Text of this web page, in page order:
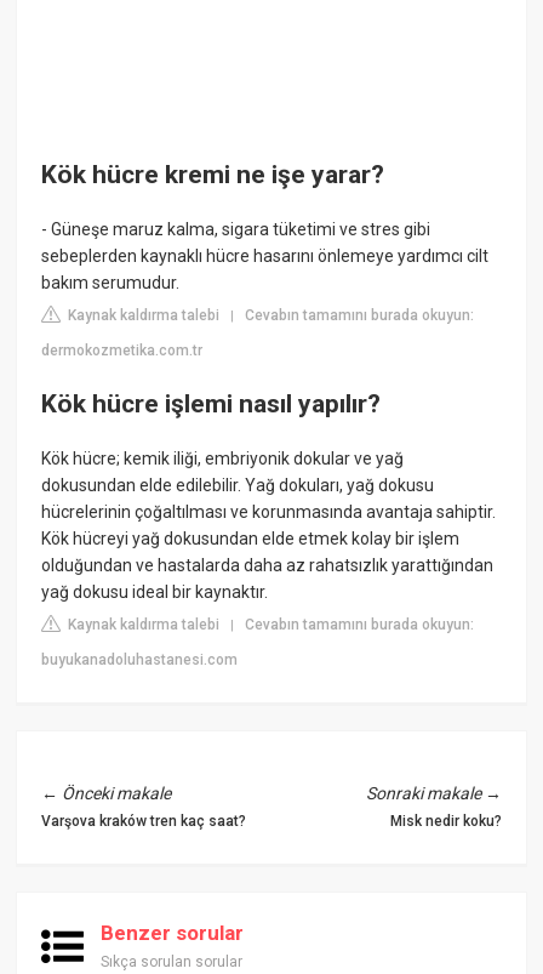
Kök hücre kremi ne işe yarar?
- Güneşe maruz kalma, sigara tüketimi ve stres gibi
sebeplerden kaynaklı hücre hasarını önlemeye yardımcı cilt
bakım serumudur.
Kaynak kaldırma talebi |Cevabın tamamını burada okuyun:
dermokozmetika.com.tr
Kök hücre işlemi nasıl yapılır?
Kök hücre; kemik iliği, embriyonik dokular ve yağ
dokusundan elde edilebilir. Yağ dokuları, yağ dokusu
hücrelerinin çoğaltılması ve korunmasında avantaja sahiptir.
Kök hücreyi yağ dokusundan elde etmek kolay bir işlem
olduğundan ve hastalarda daha az rahatsızlık yarattığından
yağ dokusu ideal bir kaynaktır.
Kaynak kaldırma talebi |Cevabın tamamını burada okuyun:
buyukanadoluhastanesi.com
← Önceki makale
Varşova kraków tren kaç saat?
Sonraki makale→
Misk nedir koku?
Benzer sorular
Sıkça sorulan sorular